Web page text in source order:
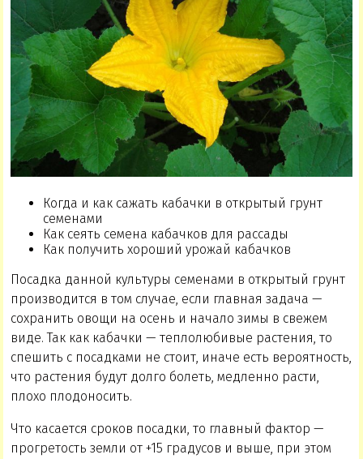
Когда и как сажать кабачки в открытый грунт
семенами
Как сеять семена кабачков для рассады
Как получить хороший урожай кабачков
Посадка данной культуры семенами в открытый грунт
производится в том случае, если главная задача —
сохранить овощи на осень и начало зимы в свежем
виде. Так как кабачки — теплолюбивые растения, то
спешить с посадками не стоит, иначе есть вероятность,
что растения будут долго болеть, медленно расти,
плохо плодоносить.
Что касается сроков посадки, то главный фактор —
прогретость земли от +15 градусов и выше, при этом